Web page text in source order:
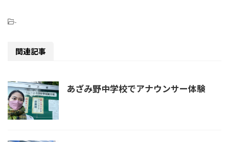
-
関連記事
あざみ野中学校でアナウンサー体験